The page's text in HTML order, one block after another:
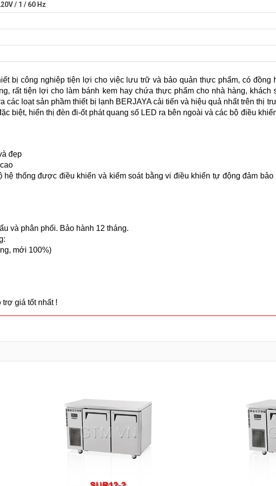
/ 1 / 60 Hz
bị công nghiệp tiện lợi cho việc lưu trữ và bảo quản thực phẩm, có đồng
rất tiện lợi cho làm bánh kem hay chứa thực phẩm cho nhà hàng, khách
các loạt sản phầm thiết bị lạnh BERJAYA cải tiến và hiệu quả nhất trên thị
biệt, hiển thị đèn đi-ốt phát quang số LED ra bên ngoài và các bộ điều
đẹp
thống được điều khiển và kiểm soát bằng vi điều khiển tự động đảm
và phân phối. Bảo hành 12 tháng.
mới 100%)
giá tốt nhất !